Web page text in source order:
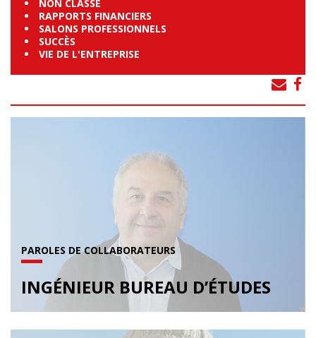
NON CLASSÉ
RAPPORTS FINANCIERS
SALONS PROFESSIONNELS
SUCCÈS
VIE DE L'ENTREPRISE
PAROLES DE COLLABORATEURS
INGÉNIEUR BUREAU D’ÉTUDES